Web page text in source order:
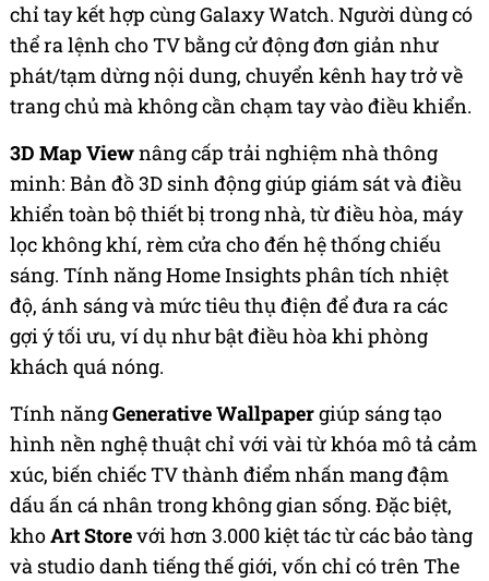
chỉ tay kết hợp cùng Galaxy Watch. Người dùng có
thể ra lệnh cho TV bằng cử động đơn giản như
phát/tạm dừng nội dung, chuyển kênh hay trở về
trang chủ mà không cần chạm tay vào điều khiển.
3D Map Viewnâng cấp trải nghiệm nhà thông
minh: Bản đồ 3D sinh động giúp giám sát và điều
khiển toàn bộ thiết bị trong nhà, từ điều hòa, máy
lọc không khí, rèm cửa cho đến hệ thống chiếu
sáng. Tính năng Home Insights phân tích nhiệt
độ, ánh sáng và mức tiêu thụ điện để đưa ra các
gợi ý tối ưu, ví dụ như bật điều hòa khi phòng
khách quá nóng.
Tính năngGenerative Wallpapergiúp sáng tạo
hình nền nghệ thuật chỉ với vài từ khóa mô tả cảm
xúc, biến chiếc TV thành điểm nhấn mang đậm
dấu ấn cá nhân trong không gian sống. Đặc biệt,
khoArt Storevới hơn 3.000 kiệt tác từ các bảo tàng
và studio danh tiếng thế giới, vốn chỉ có trên The